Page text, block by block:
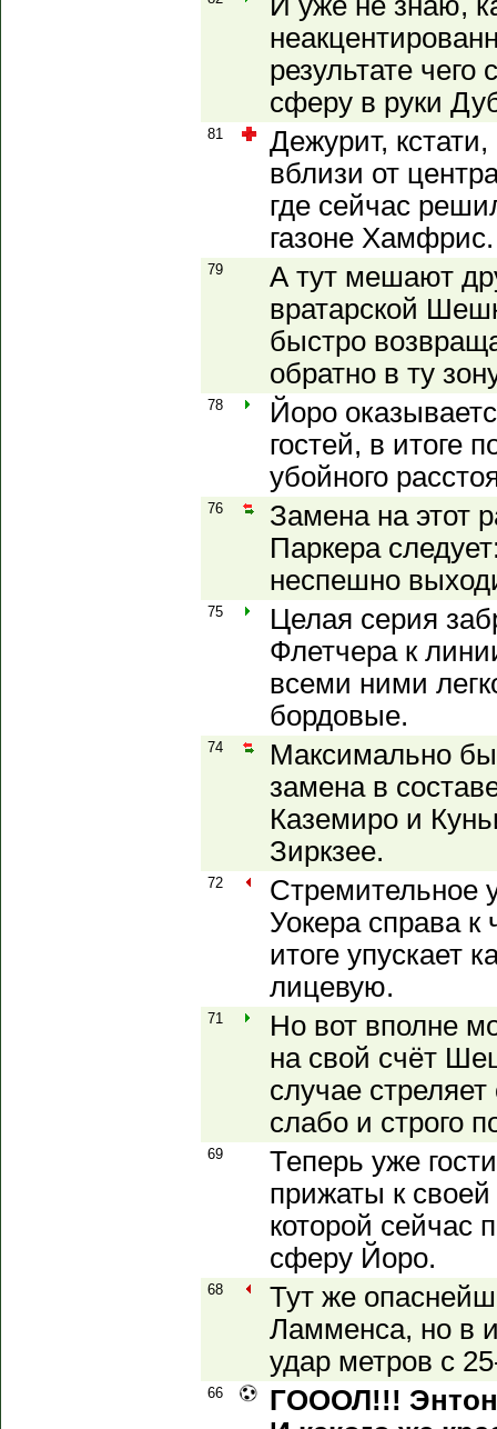
результате чего
сферу в руки
81
Дежурит,
вблизи от
где сейчас
газоне Хамфрис.
79
А тут мешают
вратарской
быстро
обратно в ту
78
Йоро
гостей, в итоге
убойного
76
Замена на этот
Паркера
неспешно
75
Целая серия
Флетчера к
всеми ними
бордовые.
74
Максимально
замена в
Каземиро и
Зиркзее.
72
Стремительное
Уокера справа
итоге упускает
лицевую.
71
Но вот вполне
на свой счёт
случае
слабо и строго
69
Теперь уже
прижаты к
которой сейчас
сферу Йоро.
68
Тут же
Ламменса, но в
удар метров с
66
ГОООЛ!!!